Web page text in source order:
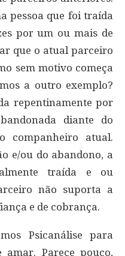
pessoa que foi traída
por um ou mais de
que o atual parceiro
sem motivo começa
a outro exemplo?
repentinamente por
diante do
companheiro atual.
e/ou do abandono, a
traída e ou
não suporta a
e de cobrança.
Psicanálise para
Parece pouco,